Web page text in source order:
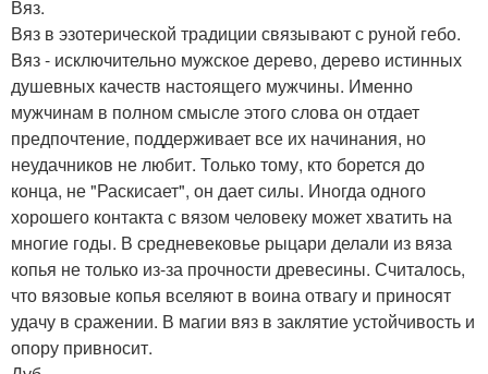
Вяз.
Вяз в эзотерической традиции связывают с руной гебо.
Вяз - исключительно мужское дерево, дерево истинных
душевных качеств настоящего мужчины. Именно
мужчинам в полном смысле этого слова он отдает
предпочтение, поддерживает все их начинания, но
неудачников не любит. Только тому, кто борется до
конца, не "Раскисает", он дает силы. Иногда одного
хорошего контакта с вязом человеку может хватить на
многие годы. В средневековье рыцари делали из вяза
копья не только из-за прочности древесины. Считалось,
что вязовые копья вселяют в воина отвагу и приносят
удачу в сражении. В магии вяз в заклятие устойчивость и
опору привносит.